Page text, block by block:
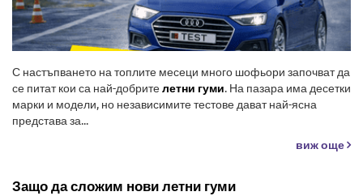
С настъпването на топлите месеци много шофьори започват да
се питат кои са най-добрителетни гуми. На пазара има десетки
марки и модели, но независимите тестове дават най-ясна
представа за...
виж още
Защо да сложим нови летни гуми